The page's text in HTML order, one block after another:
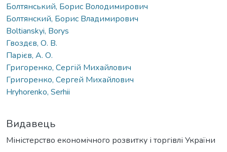
Болтянський, Борис Володимирович
Болтянский, Борис Владимирович
Boltianskyi, Borys
Гвоздєв, О. В.
Парієв, А. О.
Григоренко, Сергій Михайлович
Григоренко, Сергей Михайлович
Hryhorenko, Serhii
Видавець
Міністерство економічного розвитку і торгівлі України